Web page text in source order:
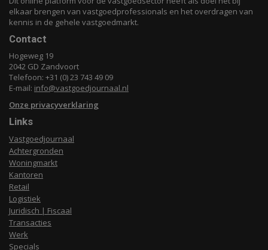
elkaar brengen van vastgoedprofessionals en het overdragen van
kennis in de gehele vastgoedmarkt.
Contact
Hogeweg 19
2042 GD Zandvoort
Telefoon: +31 (0) 23 743 49 09
E-mail: info@vastgoedjournaal.nl
Onze privacyverklaring
Links
Vastgoedjournaal
Achtergronden
Woningmarkt
Kantoren
Retail
Logistiek
Juridisch | Fiscaal
Transacties
Werk
Specials